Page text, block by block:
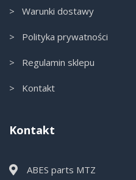
> Warunki dostawy
> Polityka prywatności
> Regulamin sklepu
> Kontakt
Kontakt
ABES parts MTZ